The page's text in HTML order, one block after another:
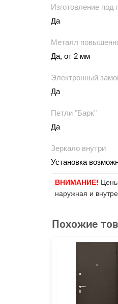
Изготовление под
Да
Металл
Да, от 2 мм
Электронный
Да
Петли "Барк"
Да
Зеркало внутри
Установка
ВНИМАНИЕ!
наружная и
Похожие